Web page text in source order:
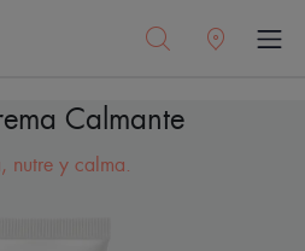
Calmante
nutre y calma.